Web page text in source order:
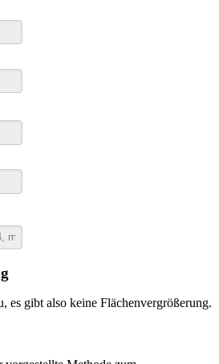
es gibt also keine Flächenvergrößerung.